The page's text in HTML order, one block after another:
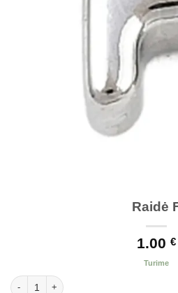
Raidė
1.00 €
Turime
produkto kiekis: Raidė F